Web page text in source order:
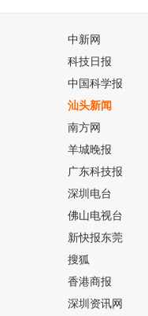
中新网
科技日报
中国科学报
汕头新闻
南方网
羊城晚报
广东科技报
深圳电台
佛山电视台
新快报东莞
搜狐
香港商报
深圳资讯网